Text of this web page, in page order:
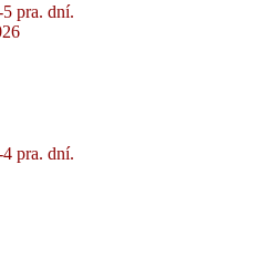
pra. dní.
pra. dní.